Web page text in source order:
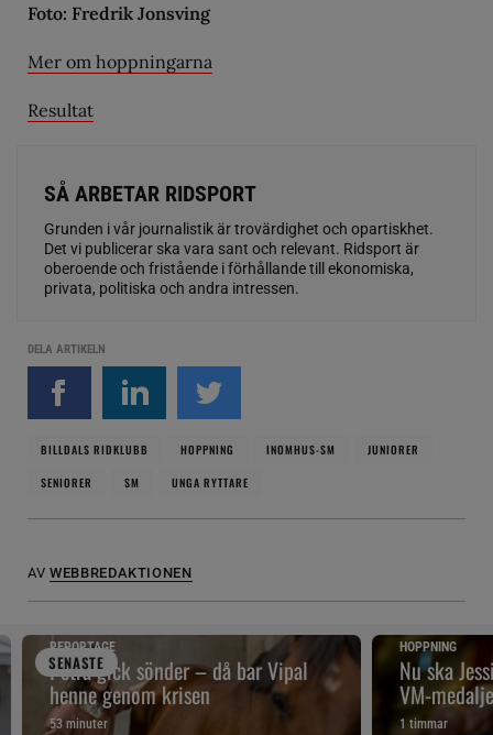
Foto: Fredrik Jonsving
Mer om hoppningarna
Resultat
SÅ ARBETAR RIDSPORT
Grunden i vår journalistik är trovärdighet och opartiskhet.
Det vi publicerar ska vara sant och relevant. Ridsport är
oberoende och fristående i förhållande till ekonomiska,
privata, politiska och andra intressen.
DELA ARTIKELN
BILLDALS RIDKLUBB HOPPNING INOMHUS-SM
JUNIORER
SENIORER
SM UNGA RYTTARE
AV WEBBREDAKTIONEN
SENASTE
REPORTAGE
Petra gick sönder – då bar Vipal
henne genom krisen
53 minuter
HOPPNING
Nu ska
VM-
1 timmar